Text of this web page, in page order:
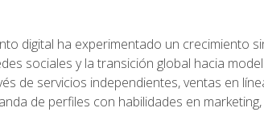
digital ha experimentado un crecimiento
sociales y la transición global hacia
de servicios independientes, ventas en
de perfiles con habilidades en